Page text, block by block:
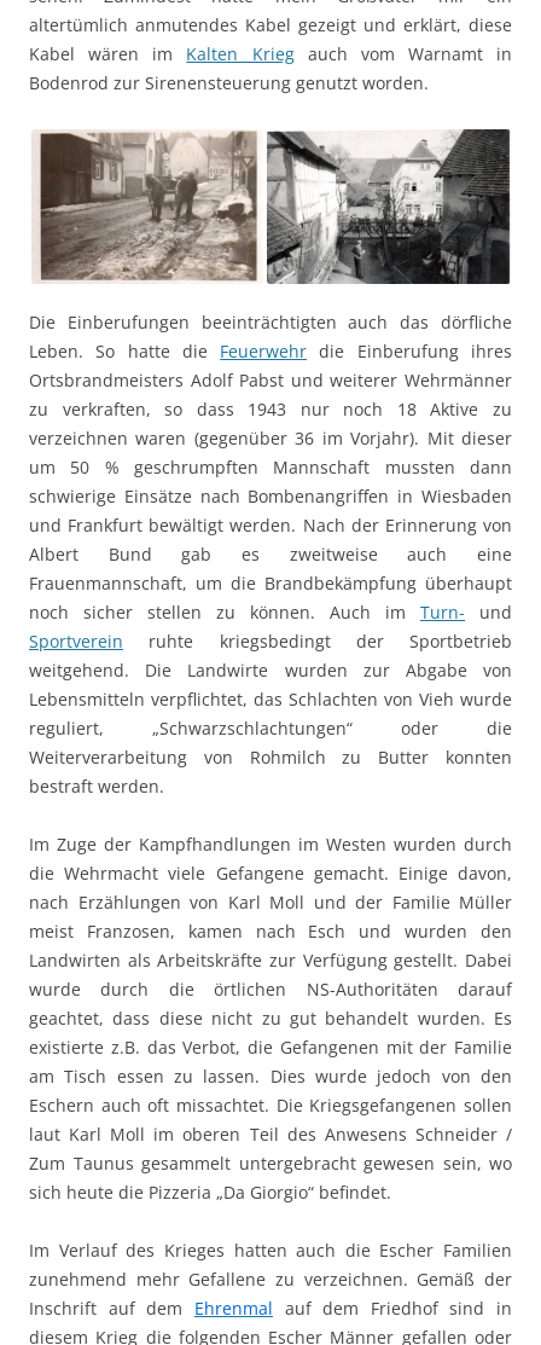
altertümlich anmutendes Kabel gezeigt und erklärt, diese
Kabel wären im Kalten Kriegauch vom Warnamt in
Bodenrod zur Sirenensteuerung genutzt worden.
Die Einberufungen beeinträchtigten auch das dörfliche
Leben. So hatte die Feuerwehr die Einberufung ihres
Ortsbrandmeisters Adolf Pabst und weiterer Wehrmänner
zu verkraften, so dass 1943 nur noch 18 Aktive zu
verzeichnen waren (gegenüber 36 im Vorjahr). Mit dieser
um 50 % geschrumpften Mannschaft mussten dann
schwierige Einsätze nach Bombenangriffen in Wiesbaden
und Frankfurt bewältigt werden. Nach der Erinnerung von
Albert Bund gab es zweitweise auch eine
Frauenmannschaft, um die Brandbekämpfung überhaupt
noch sicher stellen zu können. Auch im Turn- und
Sportverein ruhte kriegsbedingt der Sportbetrieb
weitgehend. Die Landwirte wurden zur Abgabe von
Lebensmitteln verpflichtet, das Schlachten von Vieh wurde
reguliert, „Schwarzschlachtungen“ oder die
Weiterverarbeitung von Rohmilch zu Butter konnten
bestraft werden.
Im Zuge der Kampfhandlungen im Westen wurden durch
die Wehrmacht viele Gefangene gemacht. Einige davon,
nach Erzählungen von Karl Moll und der Familie Müller
meist Franzosen, kamen nach Esch und wurden den
Landwirten als Arbeitskräfte zur Verfügung gestellt. Dabei
wurde durch die örtlichen NS-Authoritäten darauf
geachtet, dass diese nicht zu gut behandelt wurden. Es
existierte z.B. das Verbot, die Gefangenen mit der Familie
am Tisch essen zu lassen. Dies wurde jedoch von den
Eschern auch oft missachtet. Die Kriegsgefangenen sollen
laut Karl Moll im oberen Teil des Anwesens Schneider /
Zum Taunus gesammelt untergebracht gewesen sein, wo
sich heute die Pizzeria „Da Giorgio“ befindet.
Im Verlauf des Krieges hatten auch die Escher Familien
zunehmend mehr Gefallene zu verzeichnen. Gemäß der
Inschrift auf dem Ehrenmal auf dem Friedhof sind in
diesem Krieg die folgenden Escher Männer gefallen oder